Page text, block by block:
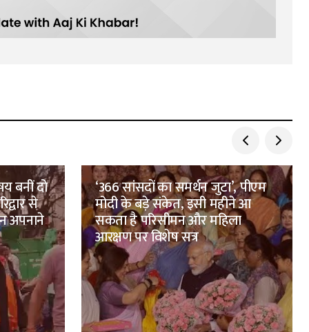
बनीं दो
से
अपनाने
‘366 सांसदों का समर्थन जुटा’, पीएम
मोदी के बड़े संकेत, इसी महीने आ
सकता है परिसीमन और महिला
आरक्षण पर विशेष सत्र